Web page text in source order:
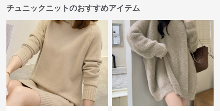
チュニックニットのおすすめアイテム